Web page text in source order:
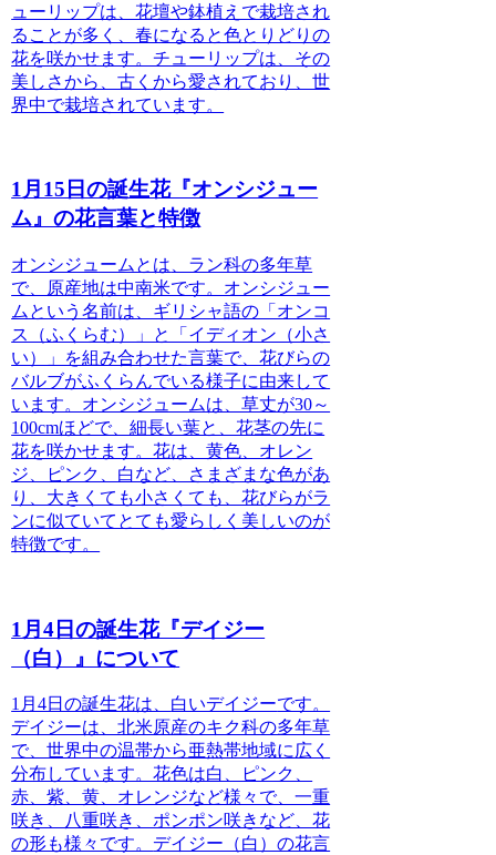
ューリップは、花壇や鉢植えで栽培され
ることが多く、春になると色とりどりの
花を咲かせます。チューリップは、その
美しさから、古くから愛されており、世
界中で栽培されています。
1月15日の誕生花『オンシジュー
ム』の花言葉と特徴
オンシジュームとは 、ラン科の多年草
で、原産地は中南米です。オンシジュー
ムという名前は、ギリシャ語の「オンコ
ス（ふくらむ）」と「イディオン（小さ
い）」を組み合わせた言葉で、花びらの
バルブがふくらんでいる様子に由来して
います。オンシジュームは、草丈が30～
100cmほどで、細長い葉と、花茎の先に
花を咲かせます。花は、黄色、オレン
ジ、ピンク、白など、さまざまな色があ
り、大きくても小さくても、花びらがラ
ンに似ていてとても愛らしく美しいのが
特徴です。
1月4日の誕生花『デイジー
（白）』について
1月4日の誕生花は、 白いデイジーです。
デイジーは、北米原産のキク科の多年草
で、世界中の温帯から亜熱帯地域に広く
分布しています。花色は白、ピンク、
赤、紫、黄、オレンジなど様々で、一重
咲き、八重咲き、ポンポン咲きなど、花
の形も様々です。 デイジー（白）の花言